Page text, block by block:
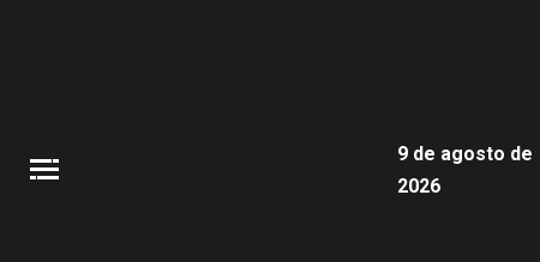
9 de agosto de
2026